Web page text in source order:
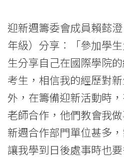
迎新週籌委會成員賴懿
年級）分享︰「參加學
生分享自己在國際學院
考生，相信我的經歷對
外，在籌備迎新活動時
老師合作，他們教會我
新週合作部門單位甚多
讓我學到日後處事時也